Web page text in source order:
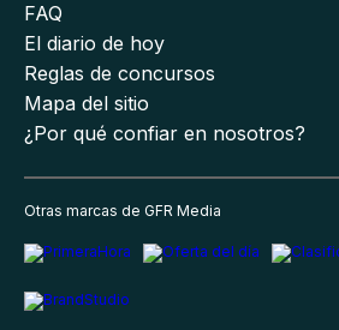
FAQ
El diario de hoy
Reglas de concursos
Mapa del sitio
¿Por qué confiar en nosotros?
Otras marcas de GFR Media